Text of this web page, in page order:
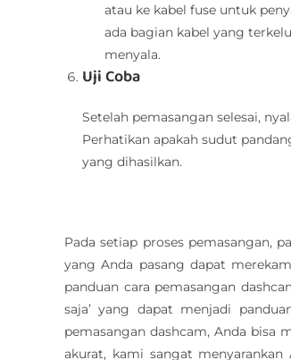
atau ke kabel fuse untuk
ada bagian kabel yang
menyala.
Uji Coba
Setelah pemasangan selesai,
Perhatikan apakah sudut
yang dihasilkan.
Pada setiap proses pemasangan,
yang Anda pasang dapat
panduan cara pemasangan
saja’ yang dapat menjadi
pemasangan dashcam, Anda bisa
akurat, kami sangat